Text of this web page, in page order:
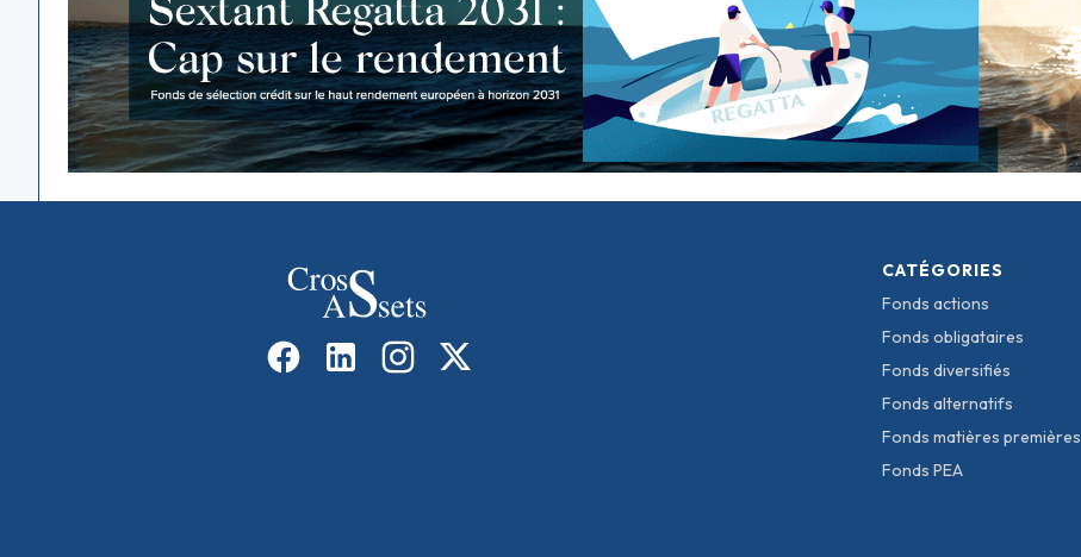
CATÉGORIES
Fonds actions
Fonds obligataires
Fonds diversifiés
Fonds alternatifs
Fonds matières premières
Fonds PEA